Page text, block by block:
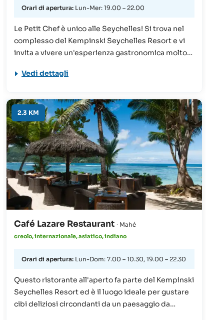
Orari di apertura: Lun-Mer: 19.00 – 22.00
Le Petit Chef è unico alle Seychelles! Si trova nel
complesso del Kempinski Seychelles Resort e vi
invita a vivere un'esperienza gastronomica molto
direttamente nel vostro piatto grazie alla più
di un'ottima cucina e di un cinema esclusivo
direttamente sulla vostra tavola.
Vedi dettagli
2.3 KM
Café Lazare Restaurant · Mahé
creolo, internazionale, asiatico, indiano
Orari di apertura: Lun-Dom: 7.00 – 10.30, 19.00 – 22.30
Questo ristorante all'aperto fa parte del Kempinski
Seychelles Resort ed è il luogo ideale per gustare
cibi deliziosi circondanti da un paesaggio da